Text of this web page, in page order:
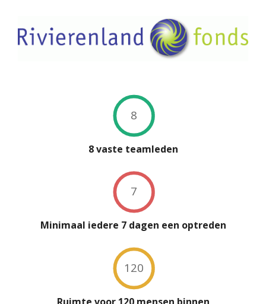
8
8 vaste teamleden
7
Minimaal iedere 7 dagen een optreden
120